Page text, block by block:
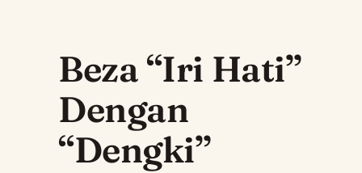
Beza “Iri Hati”
Dengan
“Dengki”